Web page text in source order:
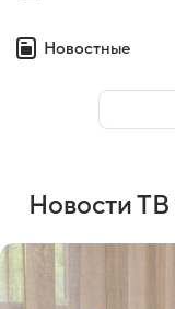
Новостные
Новости ТВ